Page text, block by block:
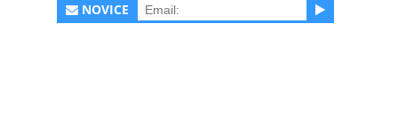
NOVICE